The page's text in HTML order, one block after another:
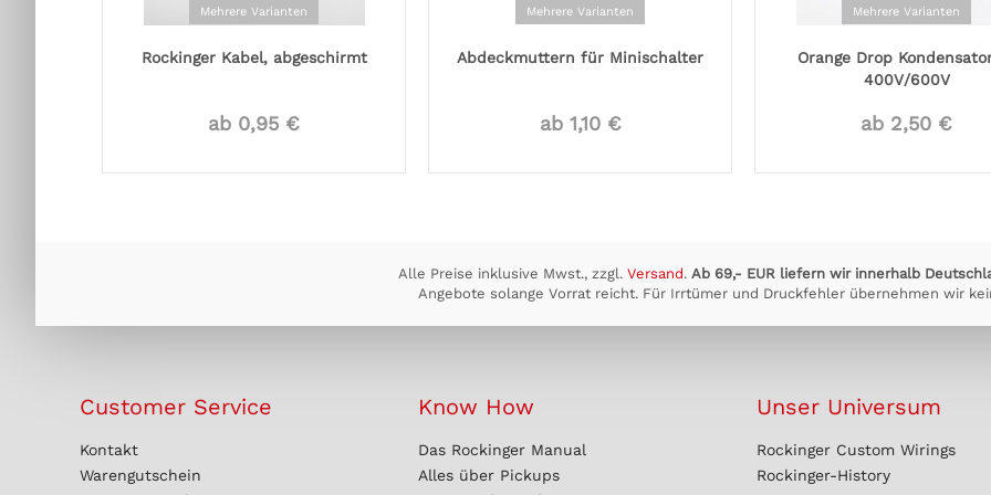
Mehrere Varianten
Rockinger Kabel, abgeschirmt
ab 0,95 €
Mehrere Varianten
Abdeckmuttern für Minischalter
ab 1,10 €
Mehrere Varianten
Orange Drop
400V/600V
ab 2,50 €
Alle Preise inklusive Mwst., zzgl. Versand. Ab 69,- EUR liefern wir innerhalb
Angebote solange Vorrat reicht. Für Irrtümer und Druckfehler übernehmen wir
Customer Service
Kontakt
Warengutschein
Know How
Das Rockinger Manual
Alles über Pickups
Unser Universum
Rockinger Custom Wirings
Rockinger-History